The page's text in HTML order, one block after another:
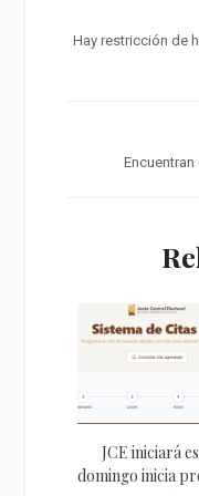
Hay restricción de
JCE iniciará
domingo inicia